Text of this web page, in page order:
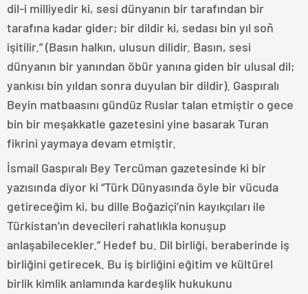
dil-i milliyedir ki, sesi dünyanın bir tarafından bir
tarafına kadar gider; bir dildir ki, sedası bin yıl soñ
işitilir.” (Basın halkın, ulusun dilidir. Basın, sesi
dünyanın bir yanından öbür yanına giden bir ulusal dil;
yankısı bin yıldan sonra duyulan bir dildir). Gaspıralı
Beyin matbaasını gündüz Ruslar talan etmiştir o gece
bin bir meşakkatle gazetesini yine basarak Turan
fikrini yaymaya devam etmiştir.
İsmail Gaspıralı Bey Tercüman gazetesinde ki bir
yazısında diyor ki “Türk Dünyasında öyle bir vücuda
getireceğim ki, bu dille Boğaziçi’nin kayıkçıları ile
Türkistan’ın devecileri rahatlıkla konuşup
anlaşabilecekler.” Hedef bu. Dil birliği, beraberinde iş
birliğini getirecek. Bu iş birliğini eğitim ve kültürel
birlik kimlik anlamında kardeşlik hukukunu